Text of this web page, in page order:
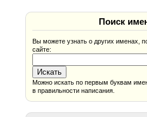
Поиск
Вы можете узнать о других именах,
сайте:
Можно искать по первым буквам
в правильности написания.